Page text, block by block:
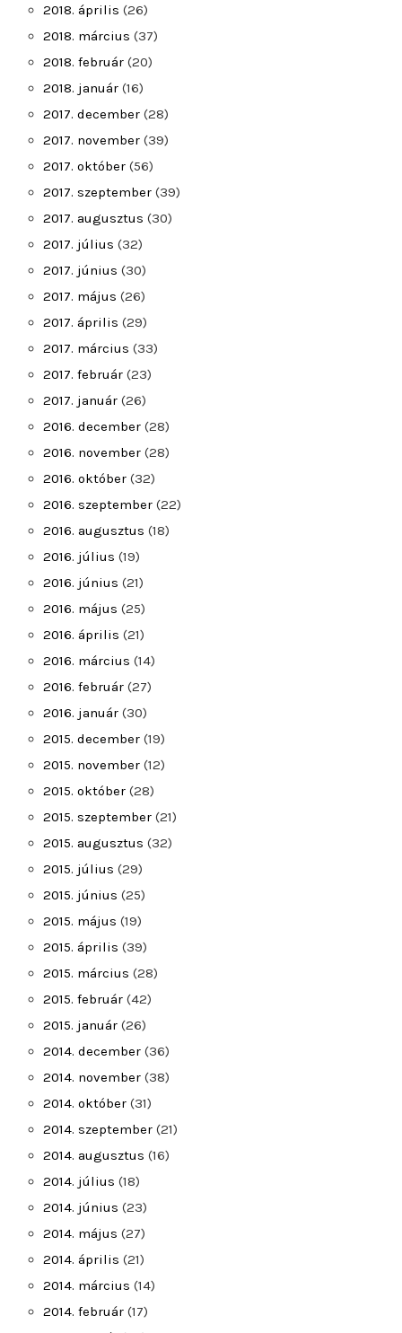
2018. április (26)
2018. március (37)
2018. február (20)
2018. január (16)
2017. december (28)
2017. november (39)
2017. október (56)
2017. szeptember (39)
2017. augusztus (30)
2017. július (32)
2017. június (30)
2017. május (26)
2017. április (29)
2017. március (33)
2017. február (23)
2017. január (26)
2016. december (28)
2016. november (28)
2016. október (32)
2016. szeptember (22)
2016. augusztus (18)
2016. július (19)
2016. június (21)
2016. május (25)
2016. április (21)
2016. március (14)
2016. február (27)
2016. január (30)
2015. december (19)
2015. november (12)
2015. október (28)
2015. szeptember (21)
2015. augusztus (32)
2015. július (29)
2015. június (25)
2015. május (19)
2015. április (39)
2015. március (28)
2015. február (42)
2015. január (26)
2014. december (36)
2014. november (38)
2014. október (31)
2014. szeptember (21)
2014. augusztus (16)
2014. július (18)
2014. június (23)
2014. május (27)
2014. április (21)
2014. március (14)
2014. február (17)